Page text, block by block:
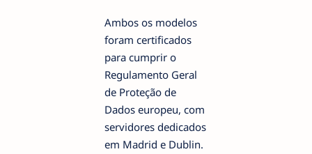
Ambos os modelos
foram certificados
para cumprir o
Regulamento Geral
de Proteção de
Dados europeu, com
servidores dedicados
em Madrid e Dublin.